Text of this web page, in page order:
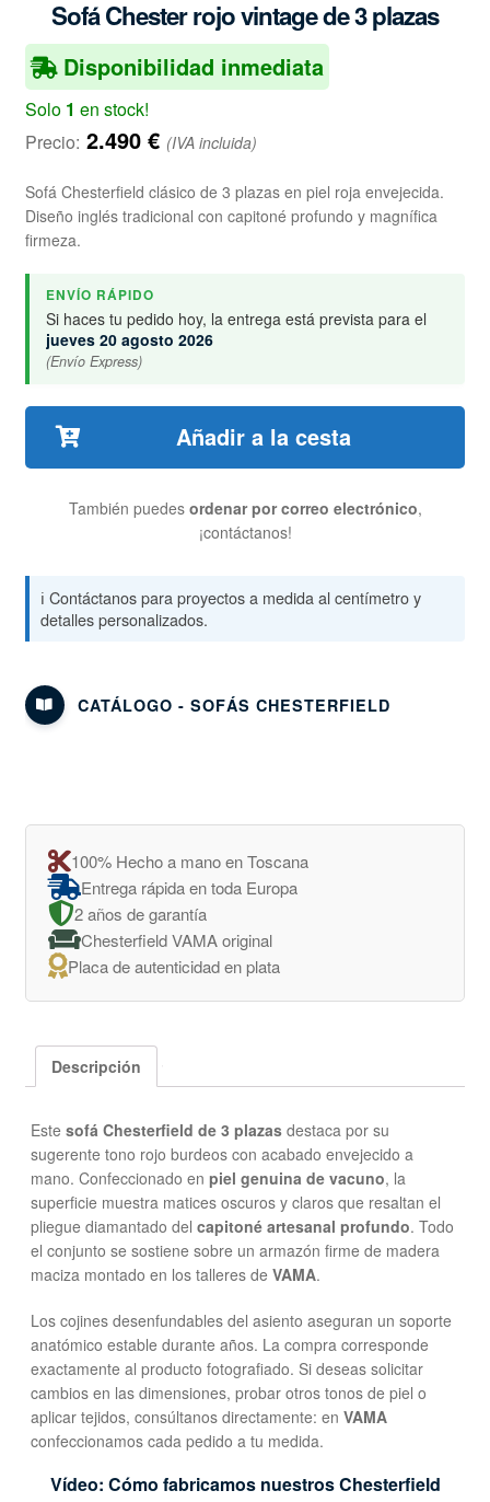
Sofá Chester rojo vintage de 3 plazas
Disponibilidad inmediata
Solo 1 en stock!
Precio: 2.490 € (IVA incluida)
Sofá Chesterfield clásico de 3 plazas en piel roja envejecida.
Diseño inglés tradicional con capitoné profundo y magnífica
firmeza.
ENVÍO RÁPIDO
Si haces tu pedido hoy, la entrega está prevista para el
jueves 20 agosto 2026
(Envío Express)
Añadir a la cesta
También puedes ordenar por correo electrónico,
¡contáctanos!
ℹ️ Contáctanos para proyectos a medida al centímetro y
detalles personalizados.
CATÁLOGO - SOFÁS CHESTERFIELD
100% Hecho a mano en Toscana
Entrega rápida en toda Europa
2 años de garantía
Chesterfield VAMA original
Placa de autenticidad en plata
Descripción
Este sofá Chesterfield de 3 plazasdestaca por su
sugerente tono rojo burdeos con acabado envejecido a
mano. Confeccionado en piel genuina de vacuno, la
superficie muestra matices oscuros y claros que resaltan el
pliegue diamantado del capitoné artesanal profundo. Todo
el conjunto se sostiene sobre un armazón firme de madera
maciza montado en los talleres de VAMA.
Los cojines desenfundables del asiento aseguran un soporte
anatómico estable durante años. La compra corresponde
exactamente al producto fotografiado. Si deseas solicitar
cambios en las dimensiones, probar otros tonos de piel o
aplicar tejidos, consúltanos directamente: en VAMA
confeccionamos cada pedido a tu medida.
Vídeo: Cómo fabricamos nuestros Chesterfield